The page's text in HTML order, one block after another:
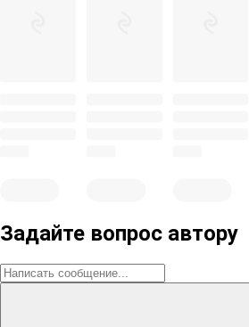
Задайте вопрос автору